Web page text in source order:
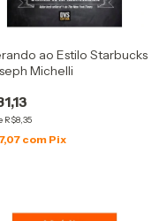
ao Estilo Starbucks
Michelli
R$8,35
com Pix